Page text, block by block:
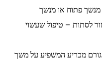
מנשך פתוח או מנשך
לסתות – טיפול שעשוי
גורם מכריע המשפיע על משך